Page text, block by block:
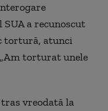
a recunoscut
tortură, atunci
torturat unele
vreodată la